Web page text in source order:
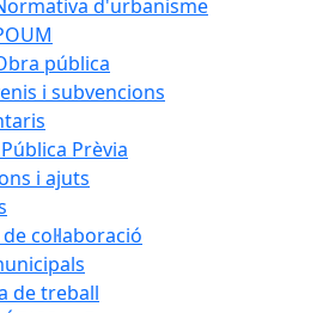
d'urbanisme
pública
i subvencions
Prèvia
i ajuts
col·laboració
de treball